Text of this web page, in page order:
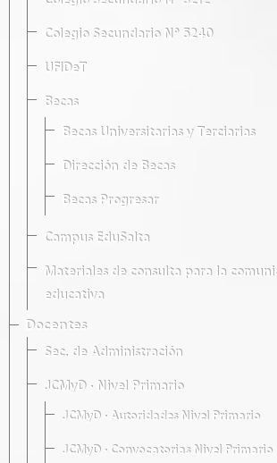
Colegio Secundario Nº 5240
UFIDeT
Becas
Becas Universitarias y Terciarias
Dirección de Becas
Becas Progresar
Campus EduSalta
Materiales de consulta para la
educativa
Docentes
Sec. de Administración
JCMyD · Nivel Primario
JCMyD · Autoridades Nivel Primario
JCMyD · Convocatorias Nivel Primario